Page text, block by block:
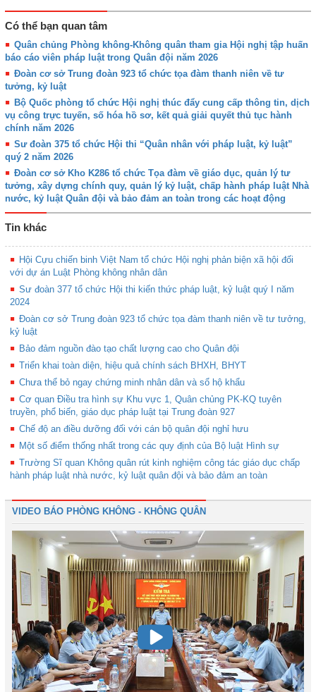
Có thể bạn quan tâm
Quân chủng Phòng không-Không quân tham gia Hội nghị tập huấn
báo cáo viên pháp luật trong Quân đội năm 2026
Đoàn cơ sở Trung đoàn 923 tổ chức tọa đàm thanh niên về tư
tưởng, kỷ luật
Bộ Quốc phòng tổ chức Hội nghị thúc đẩy cung cấp thông tin, dịch
vụ công trực tuyến, số hóa hồ sơ, kết quả giải quyết thủ tục hành
chính năm 2026
Sư đoàn 375 tổ chức Hội thi “Quân nhân với pháp luật, kỷ luật”
quý 2 năm 2026
Đoàn cơ sở Kho K286 tổ chức Tọa đàm về giáo dục, quản lý tư
tưởng, xây dựng chính quy, quản lý kỷ luật, chấp hành pháp luật Nhà
nước, kỷ luật Quân đội và bảo đảm an toàn trong các hoạt động
Tin khác
Hội Cựu chiến binh Việt Nam tổ chức Hội nghị phản biện xã hội đối
với dự án Luật Phòng không nhân dân
Sư đoàn 377 tổ chức Hội thi kiến thức pháp luật, kỷ luật quý I năm
2024
Đoàn cơ sở Trung đoàn 923 tổ chức tọa đàm thanh niên về tư tưởng,
kỷ luật
Bảo đảm nguồn đào tạo chất lượng cao cho Quân đội
Triển khai toàn diện, hiệu quả chính sách BHXH, BHYT
Chưa thể bỏ ngay chứng minh nhân dân và sổ hộ khẩu
Cơ quan Điều tra hình sự Khu vực 1, Quân chủng PK-KQ tuyên
truyền, phổ biến, giáo dục pháp luật tại Trung đoàn 927
Chế độ an điều dưỡng đối với cán bộ quân đội nghỉ hưu
Một số điểm thống nhất trong các quy định của Bộ luật Hình sự
Trường Sĩ quan Không quân rút kinh nghiệm công tác giáo dục chấp
hành pháp luật nhà nước, kỷ luật quân đội và bảo đảm an toàn
VIDEO BÁO PHÒNG KHÔNG - KHÔNG QUÂN